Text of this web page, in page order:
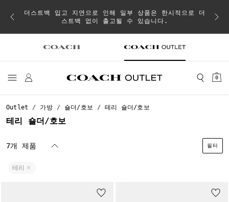
취소
더스트백 입고 지연으로 인해 일부 상품은 한시적으로 더
스트백 없이 출고될 수 있습니다.
0
Outlet 가방 숄더/호보 테리 숄더/호보
테리 숄더/호보
7개 제품 필터
테리